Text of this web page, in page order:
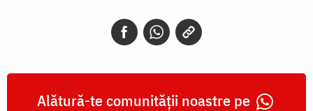
Alătură-te comunității noastre pe